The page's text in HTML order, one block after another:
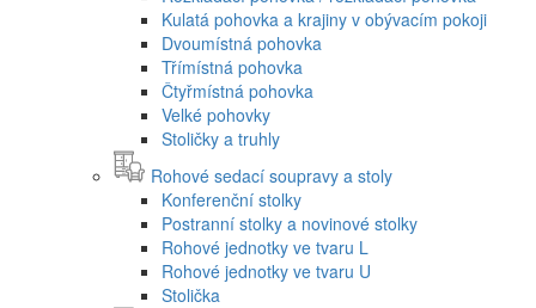
Kulatá pohovka a krajiny v obývacím pokoji
Dvoumístná pohovka
Třímístná pohovka
Čtyřmístná pohovka
Velké pohovky
Stoličky a truhly
Rohové sedací soupravy a stoly
Konferenční stolky
Postranní stolky a novinové stolky
Rohové jednotky ve tvaru L
Rohové jednotky ve tvaru U
Stolička